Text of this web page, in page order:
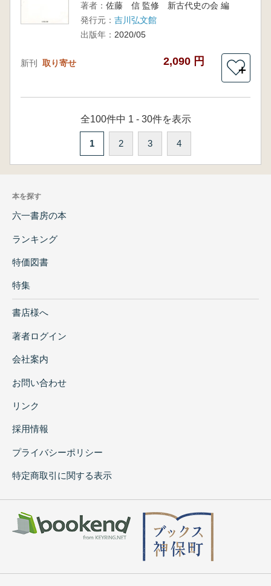
著者： 佐藤 信 監修 新古代史の会 編
発行元： 吉川弘文館
出版年： 2020/05
新刊 取り寄せ 2,090 円
＋
全100件中 1 - 30件を表示
1 2 3 4
本を探す
六一書房の本
ランキング
特価図書
特集
書店様へ
著者ログイン
会社案内
お問い合わせ
リンク
採用情報
プライバシーポリシー
特定商取引に関する表示